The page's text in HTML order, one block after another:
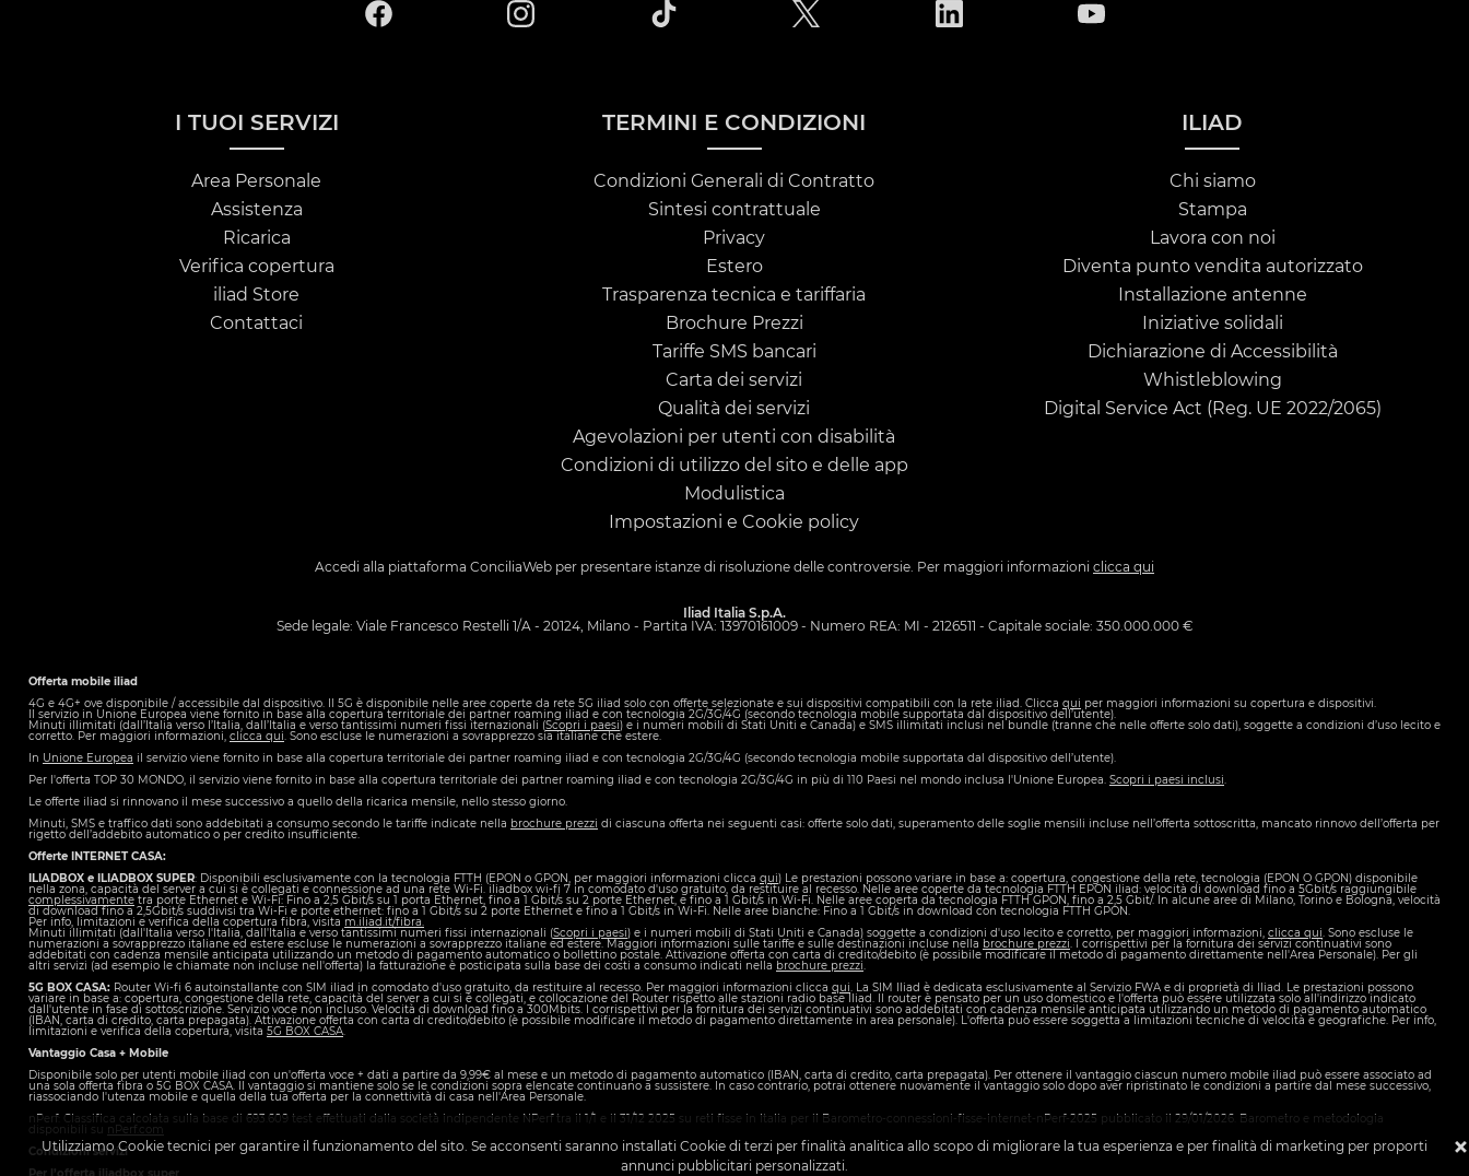
I TUOI SERVIZI
Area Personale
Assistenza
Ricarica
Verifica copertura
iliad Store
Contattaci
TERMINI E CONDIZIONI
Condizioni Generali di Contratto
Sintesi contrattuale
Privacy
Estero
Trasparenza tecnica e tariffaria
Brochure Prezzi
Tariffe SMS bancari
Carta dei servizi
Qualità dei servizi
Agevolazioni per utenti con disabilità
Condizioni di utilizzo del sito e delle app
Modulistica
Impostazioni e Cookie policy
ILIAD
Chi siamo
Stampa
Lavora con noi
Diventa punto vendita autorizzato
Installazione antenne
Iniziative solidali
Dichiarazione di Accessibilità
Whistleblowing
Digital Service Act (Reg. UE 2022/2065)
Accedi alla piattaforma ConciliaWeb per presentare istanze di risoluzione delle controversie. Per maggiori informazioni clicca qui
Iliad Italia S.p.A.
Sede legale: Viale Francesco Restelli 1/A - 20124, Milano - Partita IVA: 13970161009 - Numero REA: MI - 2126511 - Capitale sociale: 350.000.000 €
Offerta mobile iliad
4G e 4G+ ove disponibile / accessibile dal dispositivo. Il 5G è disponibile nelle aree coperte da rete 5G iliad solo con offerte selezionate e sui dispositivi compatibili con la rete iliad. Clicca qui per maggiori informazioni su copertura e dispositivi.
Il servizio in Unione Europea viene fornito in base alla copertura territoriale dei partner roaming iliad e con tecnologia 2G/3G/4G (secondo tecnologia mobile supportata dal dispositivo dell’utente).
Minuti illimitati (dall’Italia verso l’Italia, dall’Italia e verso tantissimi numeri fissi iternazionali (Scopri i paesi ) e i numeri mobili di Stati Uniti e Canada) e SMS illimitati inclusi nel bundle (tranne che nelle offerte solo dati), soggette a condizioni d’uso lecito e
corretto. Per maggiori informazioni, clicca qui . Sono escluse le numerazioni a sovrapprezzo sia italiane che estere.
In Unione Europea il servizio viene fornito in base alla copertura territoriale dei partner roaming iliad e con tecnologia 2G/3G/4G (secondo tecnologia mobile supportata dal dispositivo dell’utente).
Per l'offerta TOP 30 MONDO, il servizio viene fornito in base alla copertura territoriale dei partner roaming iliad e con tecnologia 2G/3G/4G in più di 110 Paesi nel mondo inclusa l'Unione Europea. Scopri i paesi inclusi
Le offerte iliad si rinnovano il mese successivo a quello della ricarica mensile, nello stesso giorno.
Minuti, SMS e traffico dati sono addebitati a consumo secondo le tariffe indicate nella brochure prezzi di ciascuna offerta nei seguenti casi: offerte solo dati, superamento delle soglie mensili incluse nell’offerta sottoscritta, mancato rinnovo dell’offerta per
rigetto dell’addebito automatico o per credito insufficiente.
Offerte
INTERNET CASA:
ILIADBOX e ILIADBOX SUPER: Disponibili esclusivamente con la tecnologia FTTH (EPON o GPON, per maggiori informazioni clicca qui ) Le prestazioni possono variare in base a: copertura, congestione della rete, tecnologia (EPON O GPON) disponibile
nella zona, capacità del server a cui si è collegati e connessione ad una rete Wi-Fi. iliadbox wi-fi 7 in comodato d'uso gratuito, da restituire al recesso. Nelle aree coperte da tecnologia FTTH EPON iliad: velocità di download fino a 5Gbit/s raggiungibile
complessivamente tra porte Ethernet e Wi-Fi: Fino a 2,5 Gbit/s su 1 porta Ethernet, fino a 1 Gbit/s su 2 porte Ethernet, e fino a 1 Gbit/s in Wi-Fi. Nelle aree coperta da tecnologia FTTH GPON, fino a 2,5 Gbit/. In alcune aree di Milano, Torino e Bologna, velocità
di download fino a 2,5Gbit/s suddivisi tra Wi-Fi e porte ethernet: fino a 1 Gbit/s su 2 porte Ethernet e fino a 1 Gbit/s in Wi-Fi. Nelle aree bianche: Fino a 1 Gbit/s in download con tecnologia FTTH GPON.
Per info, limitazioni e verifica della copertura fibra, visita m.iliad.it/fibra.
Minuti illimitati (dall'Italia verso l'Italia, dall'Italia e verso tantissimi numeri fissi internazionali (Scopri i paesi ) e i numeri mobili di Stati Uniti e Canada) soggette a condizioni d'uso lecito e corretto, per maggiori informazioni, clicca qui . Sono escluse le
numerazioni a sovrapprezzo italiane ed estere escluse le numerazioni a sovrapprezzo italiane ed estere. Maggiori informazioni sulle tariffe e sulle destinazioni incluse nella brochure prezzi . I corrispettivi per la fornitura dei servizi continuativi sono
addebitati con cadenza mensile anticipata utilizzando un metodo di pagamento automatico o bollettino postale. Attivazione offerta con carta di credito/debito (è possibile modificare il metodo di pagamento direttamente nell'Area Personale). Per gli
altri servizi (ad esempio le chiamate non incluse nell'offerta) la fatturazione è posticipata sulla base dei costi a consumo indicati nella brochure prezzi
5G BOX CASA: Router Wi-fi 6 autoinstallante con SIM iliad in comodato d'uso gratuito, da restituire al recesso. Per maggiori informazioni clicca qui . La SIM Iliad è dedicata esclusivamente al Servizio FWA e di proprietà di Iliad. Le prestazioni possono
variare in base a: copertura, congestione della rete, capacità del server a cui si è collegati, e collocazione del Router rispetto alle stazioni radio base Iliad. Il router è pensato per un uso domestico e l'offerta può essere utilizzata solo all'indirizzo indicato
dall'utente in fase di sottoscrizione. Servizio voce non incluso. Velocità di download fino a 300Mbits. I corrispettivi per la fornitura dei servizi continuativi sono addebitati con cadenza mensile anticipata utilizzando un metodo di pagamento automatico
(IBAN, carta di credito, carta prepagata). Attivazione offerta con carta di credito/debito (è possibile modificare il metodo di pagamento direttamente in area personale). L'offerta può essere soggetta a limitazioni tecniche di velocità e geografiche. Per info,
limitazioni e verifica della copertura, visita 5G BOX CASA
Vantaggio Casa + Mobile
Disponibile solo per utenti mobile iliad con un'offerta voce + dati a partire da 9,99€ al mese e un metodo di pagamento automatico (IBAN, carta di credito, carta prepagata). Per ottenere il vantaggio ciascun numero mobile iliad può essere associato ad
una sola offerta fibra o 5G BOX CASA. Il vantaggio si mantiene solo se le condizioni sopra elencate continuano a sussistere. In caso contrario, potrai ottenere nuovamente il vantaggio solo dopo aver ripristinato le condizioni a partire dal mese successivo,
riassociando l'utenza mobile e quella della tua offerta per la connettività di casa nell'Area Personale.
nPerf: Classifica calcolata sulla base di 693.609 test effettuati dalla società indipendente NPerf tra il 1/1 e il 31/12 2025 su reti fisse in Italia per il Barometro-connessioni-fisse-internet-nPerf-2025 pubblicato il 29/01/2026. Barometro e metodologia
disponibili su nPerf.com
Condizioni servizi
Per l’offerta iliadbox super
Utilizziamo Cookie tecnici per garantire il funzionamento del sito. Se acconsenti saranno installati Cookie di terzi per finalità analitica allo scopo di migliorare la tua esperienza e per finalità di marketing per proporti
annunci pubblicitari personalizzati.